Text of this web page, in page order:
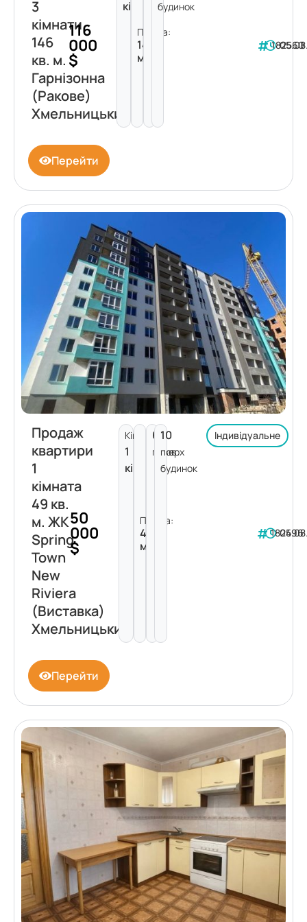
3
кімнати
146
кв. м.
Гарнізонна
(Ракове)
Хмельницький
116
000
$
кімнати
Площа:
146
м²
будинок
182560
Перейти
Продаж
квартири
1
кімната
49 кв.
м. ЖК
Spring
Town
New
Riviera
(Виставка)
Хмельницький
50
000
$
Кімнат:
1
кімната
Площа:
49
м²
6
поверх
10
пов.
будинок
Індивідуальне
182496
Перейти